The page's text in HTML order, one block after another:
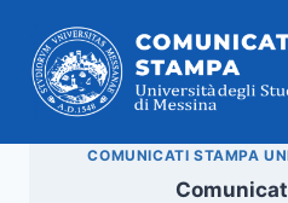
contenuto
COMUNICATI STAMPA